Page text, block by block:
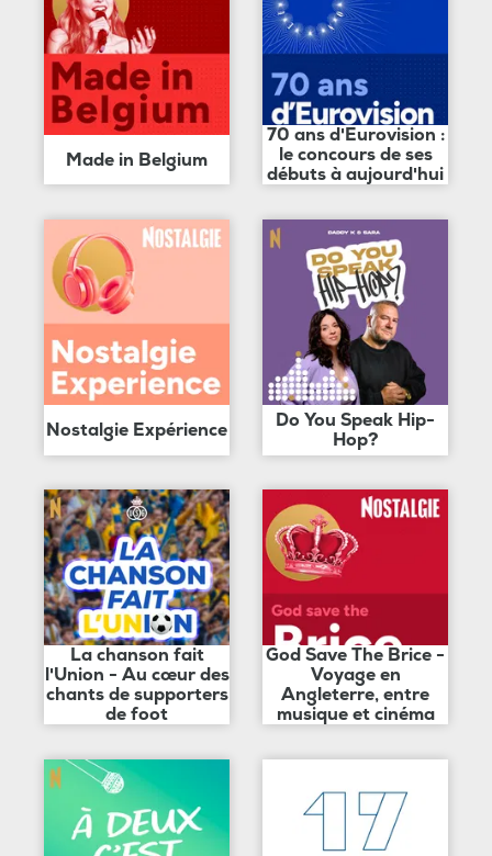
Made in Belgium
70 ans d'Eurovision :
le concours de ses
débuts à aujourd'hui
Nostalgie Expérience
Do You Speak Hip-
Hop?
La chanson fait
l'Union - Au cœur des
chants de supporters
de foot
God Save The Brice -
Voyage en
Angleterre, entre
musique et cinéma